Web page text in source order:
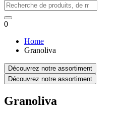
0
Home
Granoliva
Découvrez notre assortiment
Découvrez notre assortiment
Granoliva